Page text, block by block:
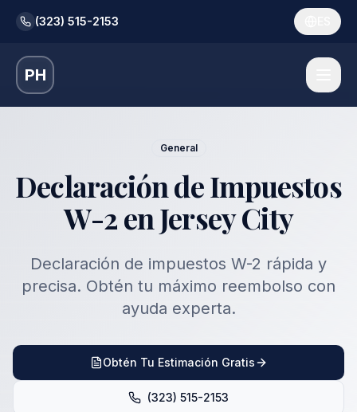
(323) 515-2153
PH
General
Declaración de Impuestos
W-2 en Jersey City
Declaración de impuestos W-2 rápida y
precisa. Obtén tu máximo reembolso con
ayuda experta.
Obtén Tu Estimación Gratis
(323) 515-2153